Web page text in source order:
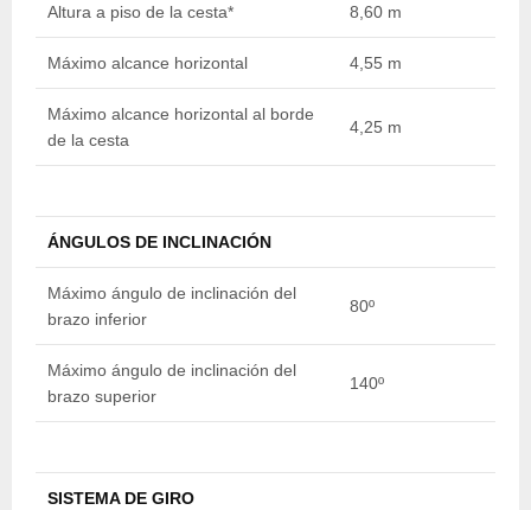
Altura a piso de la cesta* 8,60 m
Máximo alcance horizontal 4,55 m
Máximo alcance horizontal al borde
de la cesta
4,25 m
ÁNGULOS DE INCLINACIÓN
Máximo ángulo de inclinación del
brazo inferior
80º
Máximo ángulo de inclinación del
brazo superior
140º
SISTEMA DE GIRO